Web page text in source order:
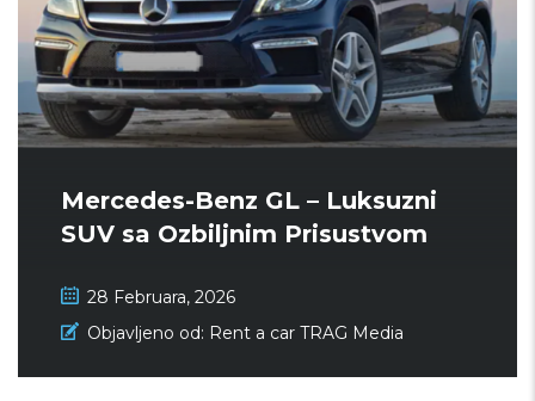
Mercedes-Benz GL – Luksuzni
SUV sa Ozbiljnim Prisustvom
28 Februara, 2026
Objavljeno od: Rent a car TRAG Media